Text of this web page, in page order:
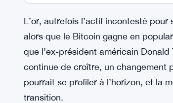
L’or, autrefois l’actif incontesté
alors que le Bitcoin gagne en
que l’ex-président américain
continue de croître, un changement
pourrait se profiler à l’horizon, et la
transition.